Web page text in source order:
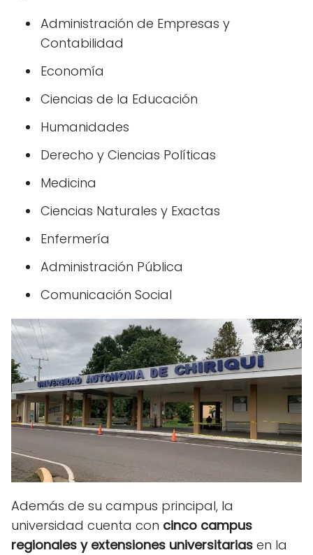
Administración de Empresas y
Contabilidad
Economía
Ciencias de la Educación
Humanidades
Derecho y Ciencias Políticas
Medicina
Ciencias Naturales y Exactas
Enfermería
Administración Pública
Comunicación Social
Además de su campus principal, la
universidad cuenta con cinco campus
regionales y extensiones universitarias en la